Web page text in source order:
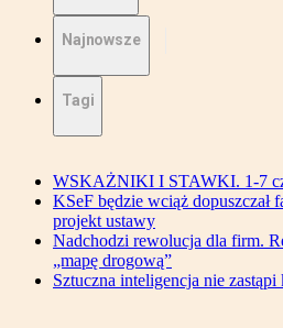
Najnowsze
Tagi
WSKAŻNIKI I STAWKI. 1-7
KSeF będzie wciąż dopuszczał
projekt ustawy
Nadchodzi rewolucja dla firm.
„mapę drogową”
Sztuczna inteligencja nie